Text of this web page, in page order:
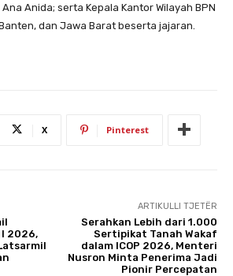
Ana Anida; serta Kepala Kantor Wilayah BPN
dan Jawa Barat beserta jajaran.
X Pinterest
I 2026,
ARTIKULLI TJETËR
Serahkan Lebih dari 1.000
Sertipikat Tanah Wakaf
dalam ICOP 2026, Menteri
Nusron Minta Penerima Jadi
Pionir Percepatan